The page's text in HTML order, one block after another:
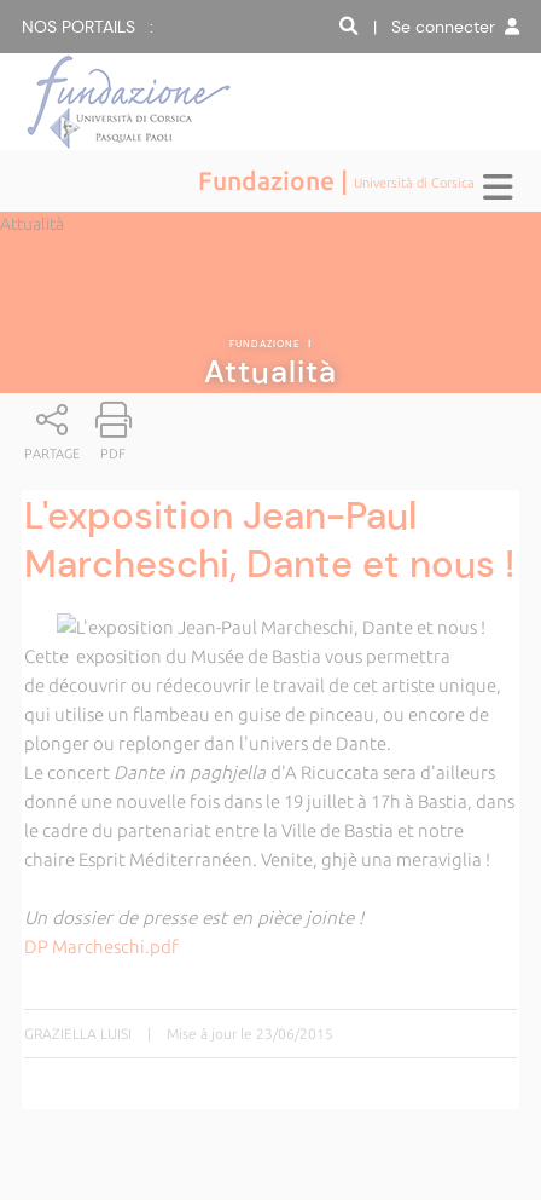
NOS PORTAILS : | Se connecter
Fundazione | Università di Corsica
Attualità
FUNDAZIONE |
Attualità
PARTAGE PDF
L'exposition Jean-Paul
Marcheschi, Dante et nous !
Cette exposition du Musée de Bastia vous permettra
de découvrir ou rédecouvrir le travail de cet artiste unique,
qui utilise un flambeau en guise de pinceau, ou encore de
plonger ou replonger dan l'univers de Dante.
Le concert Dante in paghjella d'A Ricuccata sera d'ailleurs
donné une nouvelle fois dans le 19 juillet à 17h à Bastia, dans
le cadre du partenariat entre la Ville de Bastia et notre
chaire Esprit Méditerranéen. Venite, ghjè una meraviglia !
Un dossier de presse est en pièce jointe !
DP Marcheschi.pdf
GRAZIELLA LUISI | Mise à jour le 23/06/2015